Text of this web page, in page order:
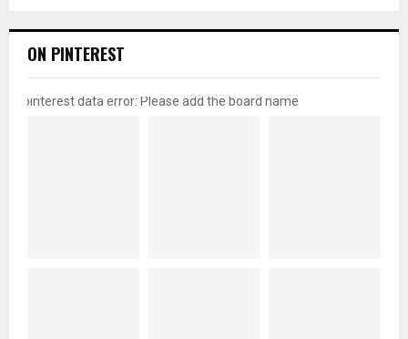
ON PINTEREST
pinterest data error: Please add the board name